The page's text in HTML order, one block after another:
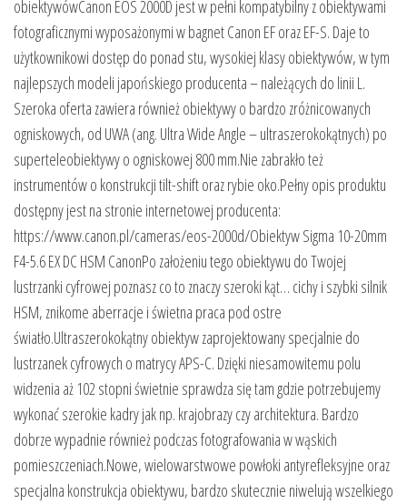
obiektywówCanon EOS 2000D jest w pełni kompatybilny z obiektywami
fotograficznymi wyposażonymi w bagnet Canon EF oraz EF-S. Daje to
użytkownikowi dostęp do ponad stu, wysokiej klasy obiektywów, w tym
najlepszych modeli japońskiego producenta – należących do linii L.
Szeroka oferta zawiera również obiektywy o bardzo zróżnicowanych
ogniskowych, od UWA (ang. Ultra Wide Angle – ultraszerokokątnych) po
superteleobiektywy o ogniskowej 800 mm.Nie zabrakło też
instrumentów o konstrukcji tilt-shift oraz rybie oko.Pełny opis produktu
dostępny jest na stronie internetowej producenta:
https://www.canon.pl/cameras/eos-2000d/Obiektyw Sigma 10-20mm
F4-5.6 EX DC HSM CanonPo założeniu tego obiektywu do Twojej
lustrzanki cyfrowej poznasz co to znaczy szeroki kąt… cichy i szybki silnik
HSM, znikome aberracje i świetna praca pod ostre
światło.Ultraszerokokątny obiektyw zaprojektowany specjalnie do
lustrzanek cyfrowych o matrycy APS-C. Dzięki niesamowitemu polu
widzenia aż 102 stopni świetnie sprawdza się tam gdzie potrzebujemy
wykonać szerokie kadry jak np. krajobrazy czy architektura. Bardzo
dobrze wypadnie również podczas fotografowania w wąskich
pomieszczeniach.Nowe, wielowarstwowe powłoki antyrefleksyjne oraz
specjalna konstrukcja obiektywu, bardzo skutecznie niwelują wszelkiego